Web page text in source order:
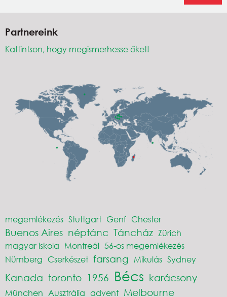
Partnereink
Kattintson, hogy megismerhesse őket!
megemlékezés Stuttgart Genf Chester
Buenos Aires néptánc Táncház Zürich
magyar iskola Montreál 56-os megemlékezés
Nürnberg Cserkészet farsang Mikulás Sydney
Kanada toronto 1956 Bécs karácsony
München Ausztrália advent Melbourne